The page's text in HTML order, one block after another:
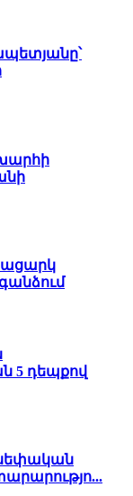
5 դեպքով
սեփական